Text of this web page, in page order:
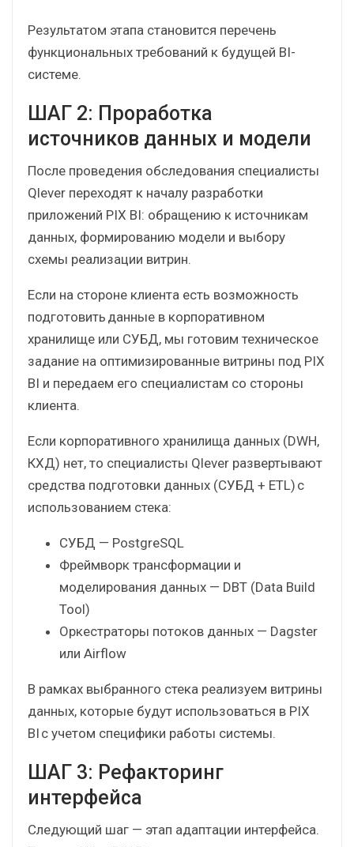
учитываются все механики: триггеры
(например, выбор года), переменные, ссылки
между листами, права доступа.
функциональных требований к будущей BI-
системе.
ШАГ 2: Проработка
источников данных и модели
После проведения обследования специалисты
Qlever переходят к началу разработки
приложений PIX BI: обращению к источникам
данных, формированию модели и выбору
схемы реализации витрин.
подготовить данные в корпоративном
хранилище или СУБД, мы готовим техническое
задание на оптимизированные витрины под PIX
BI и передаем его специалистам со стороны
Если корпоративного хранилища данных (DWH,
КХД) нет, то специалисты Qlever развертывают
средства подготовки данных (СУБД + ETL) с
использованием стека:
Фреймворк трансформации и
моделирования данных — DBT (Data Build
Tool)
или Airflow
данных, которые будут использоваться в PIX